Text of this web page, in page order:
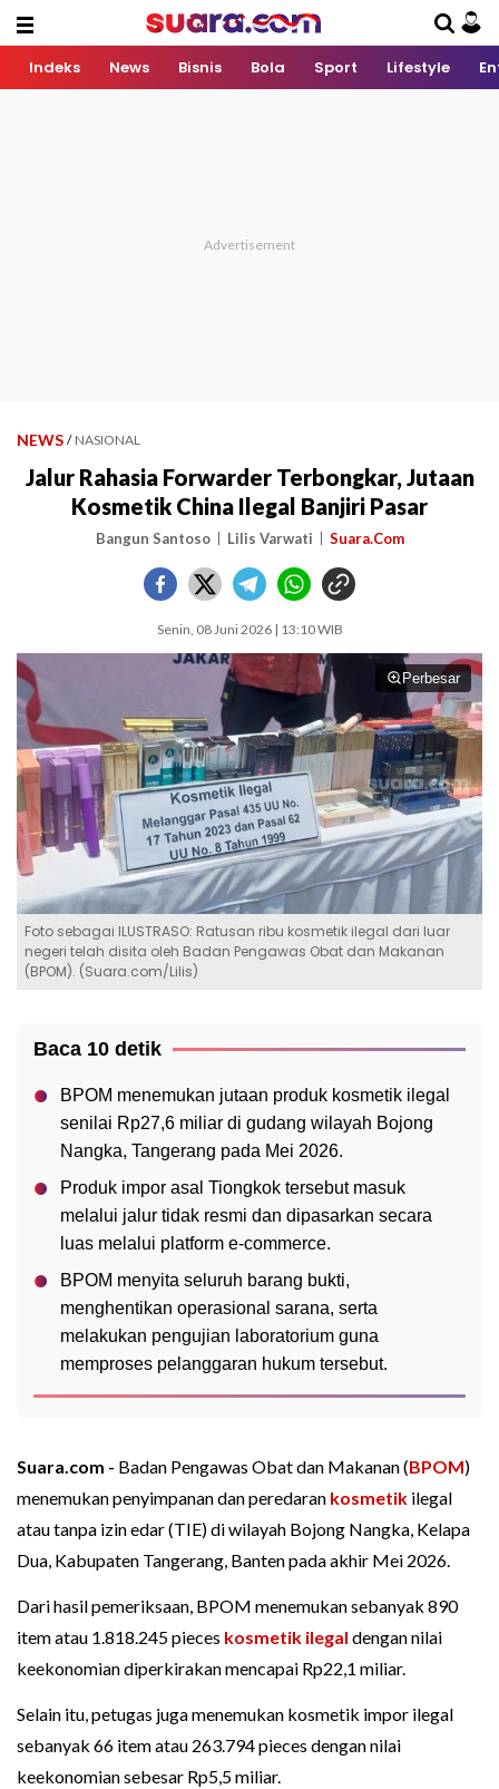
Indeks News Bisnis Bola Sport Lifestyle
NEWS / NASIONAL
Jalur Rahasia Forwarder Terbongkar, Jutaan
Kosmetik China Ilegal Banjiri Pasar
Bangun Santoso Lilis Varwati Suara.Com
Senin, 08 Juni 2026 | 13:10 WIB
Perbesar
Foto sebagai ILUSTRASO: Ratusan ribu kosmetik ilegal dari luar
negeri telah disita oleh Badan Pengawas Obat dan Makanan
(BPOM). (Suara.com/Lilis)
Baca 10 detik
BPOM menemukan jutaan produk kosmetik ilegal
senilai Rp27,6 miliar di gudang wilayah Bojong
Nangka, Tangerang pada Mei 2026.
Produk impor asal Tiongkok tersebut masuk
melalui jalur tidak resmi dan dipasarkan secara
luas melalui platform e-commerce.
BPOM menyita seluruh barang bukti,
menghentikan operasional sarana, serta
melakukan pengujian laboratorium guna
memproses pelanggaran hukum tersebut.
Suara.com - Badan Pengawas Obat dan Makanan (BPOM)
menemukan penyimpanan dan peredaran kosmetik ilegal
atau tanpa izin edar (TIE) di wilayah Bojong Nangka, Kelapa
Dua, Kabupaten Tangerang, Banten pada akhir Mei 2026.
Dari hasil pemeriksaan, BPOM menemukan sebanyak 890
item atau 1.818.245 pieces kosmetik ilegal dengan nilai
keekonomian diperkirakan mencapai Rp22,1 miliar.
Selain itu, petugas juga menemukan kosmetik impor ilegal
sebanyak 66 item atau 263.794 pieces dengan nilai
keekonomian sebesar Rp5,5 miliar.